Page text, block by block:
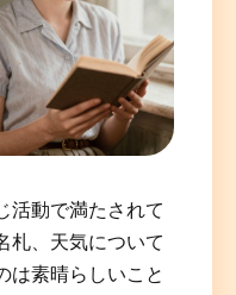
FrançaisItaliano
한국어日本語
活動で満たされて
札、天気について
は素晴らしいこと